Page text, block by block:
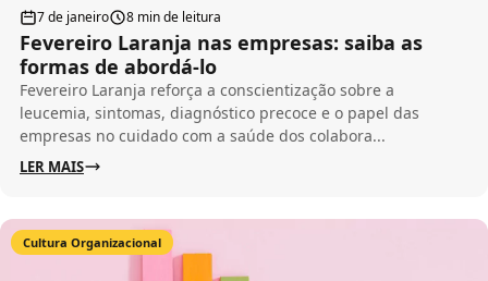
7 de janeiro 8 min de leitura
Fevereiro Laranja nas empresas: saiba as
formas de abordá-lo
Fevereiro Laranja reforça a conscientização sobre a
leucemia, sintomas, diagnóstico precoce e o papel das
empresas no cuidado com a saúde dos colabora...
LER MAIS
Cultura Organizacional